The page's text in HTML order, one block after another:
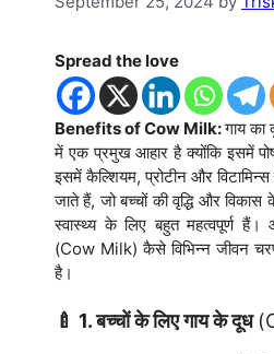
Spread the love
Benefits of Cow Milk:गाय
में एक प्रमुख आहार है क्योंकि इसमें
इसमें कैल्शियम, प्रोटीन और
जाते हैं, जो बच्चों की वृद्धि और
स्वास्थ्य के लिए बहुत महत्वपूर्ण
(Cow Milk) कैसे विभिन्न जीवन
है।
🍼 1. बच्चों के लिए गाय के दूध